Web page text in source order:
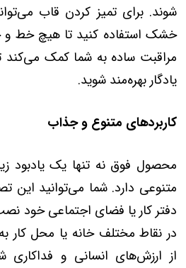
شوند. برای تمیز کردن قاب
خشک استفاده کنید تا هیچ خط و
مراقبت ساده به شما کمک می‌کند
یادگار بهره‌مند شوید.
کاربردهای متنوع و جذاب
محصول فوق نه تنها یک یادبود
متنوعی دارد. شما می‌توانید این
دفتر کار یا فضای اجتماعی خود
در نقاط مختلف خانه یا محل کار
از ارزش‌های انسانی و فداکاری‌